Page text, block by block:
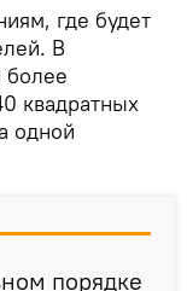
где будет
В
более
квадратных
одной
порядке